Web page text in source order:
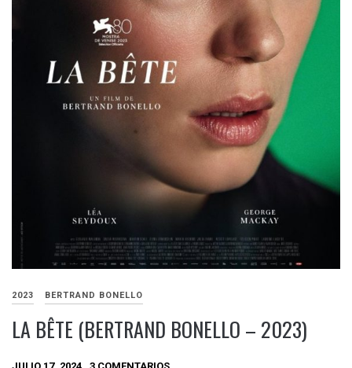
2023 BERTRAND BONELLO
LA BÊTE (BERTRAND BONELLO – 2023)